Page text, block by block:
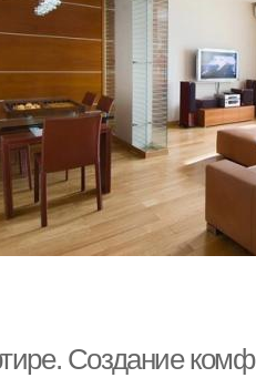
Создание